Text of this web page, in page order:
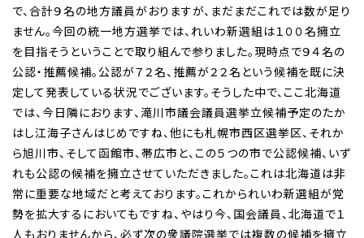
で、合計９名の地方議員がおりますが、まだまだこれでは数が足り
ません。今回の統一地方選挙では、れいわ新選組は１００名擁立
を目指そうということで取り組んで参りました。現時点で９４名の
公認・推薦候補。公認が７２名、推薦が２２名という候補を既に決
定して発表している状況でございます。そうした中で、ここ北海道
では、今日隣におります、滝川市議会議員選挙立候補予定のたか
はし江海子さんはじめですね、他にも札幌市西区選挙区、それか
ら旭川市、そして函館市、帯広市と、この５つの市で公認候補、いず
れも公認の候補を擁立させていただきました。これは北海道は非
常に重要な地域だと考えております。これかられいわ新選組が党
勢を拡大するにおいてもですね、やはり今、国会議員、北海道で１
人もおりませんから、必ず次の衆議院選挙では複数の候補を擁立